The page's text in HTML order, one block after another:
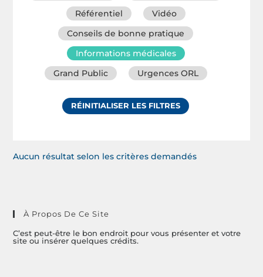
Référentiel
Vidéo
Conseils de bonne pratique
Informations médicales
Grand Public
Urgences ORL
RÉINITIALISER LES FILTRES
Aucun résultat selon les critères demandés
À Propos De Ce Site
C’est peut-être le bon endroit pour vous présenter et votre
site ou insérer quelques crédits.